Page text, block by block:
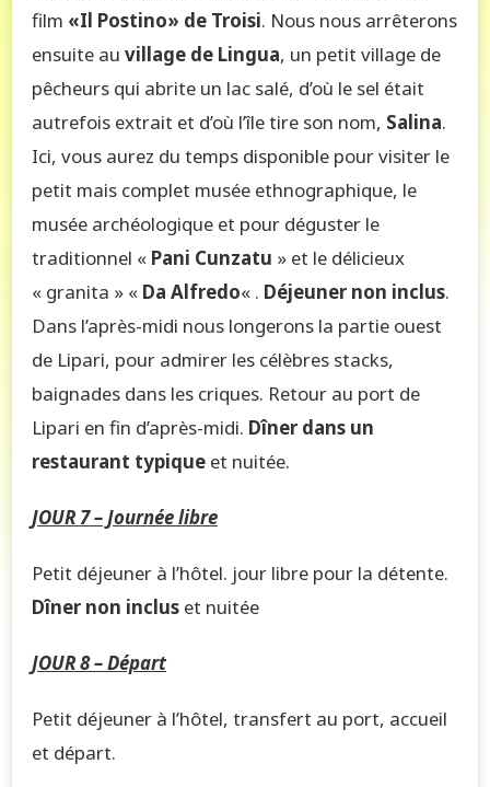
film «Il Postino» de Troisi. Nous nous arrêterons
ensuite au village de Lingua, un petit village de
pêcheurs qui abrite un lac salé, d’où le sel était
autrefois extrait et d’où l’île tire son nom, Salina.
Ici, vous aurez du temps disponible pour visiter le
petit mais complet musée ethnographique, le
musée archéologique et pour déguster le
traditionnel « Pani Cunzatu » et le délicieux
« granita » « Da Alfredo« . Déjeuner non inclus.
Dans l’après-midi nous longerons la partie ouest
de Lipari, pour admirer les célèbres stacks,
baignades dans les criques. Retour au port de
Lipari en fin d’après-midi. Dîner dans un
restaurant typique et nuitée.
JOUR 7 – Journée libre
Petit déjeuner à l’hôtel. jour libre pour la détente.
Dîner non inclus et nuitée
JOUR 8 – Départ
Petit déjeuner à l’hôtel, transfert au port, accueil
et départ.